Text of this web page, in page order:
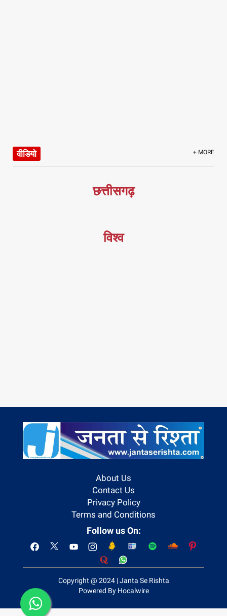
वीडियो + MORE
छत्तीसगढ़
विश्व
About Us
Contact Us
Privacy Policy
Terms and Conditions
Follow us On:
Copyright @ 2024 | Janta Se Rishta
Powered By Hocalwire